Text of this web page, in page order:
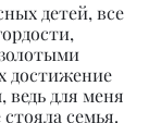
детей, все
достижение
ведь для меня
семья.